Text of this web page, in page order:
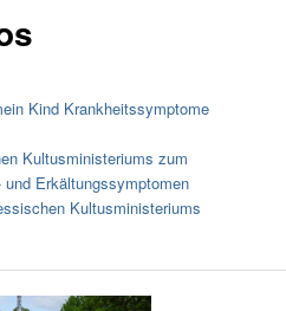
Kind Krankheitssymptome
Kultusministeriums zum
Erkältungssymptomen
Kultusministeriums